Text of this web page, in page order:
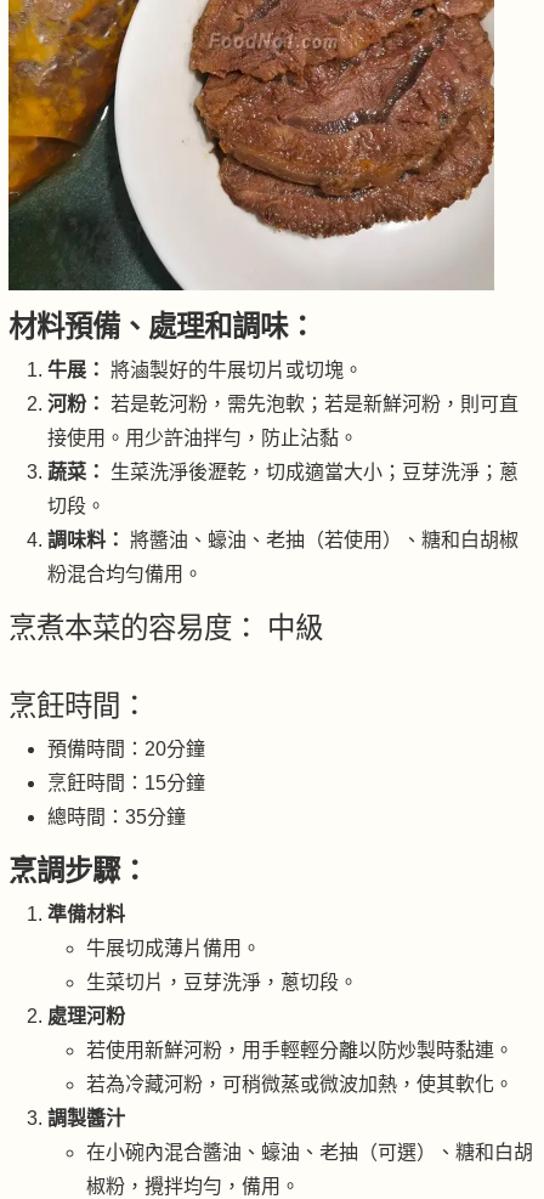
材料預備、處理和調味：
牛展： 將滷製好的牛展切片或切塊。
河粉： 若是乾河粉，需先泡軟；若是新鮮河粉，則可直
接使用。用少許油拌勻，防止沾黏。
蔬菜：
生菜洗淨後瀝乾，切成適當大小；豆芽洗淨；蔥
切段。
調味料： 將醬油、蠔油、老抽（若使用）、糖和白胡椒
粉混合均勻備用。
烹煮本菜的容易度： 中級
烹飪時間：
預備時間：20分鐘
烹飪時間：15分鐘
總時間：35分鐘
烹調步驟：
準備材料
牛展切成薄片備用。
生菜切片，豆芽洗淨，蔥切段。
處理河粉
若使用新鮮河粉，用手輕輕分離以防炒製時黏連。
若為冷藏河粉，可稍微蒸或微波加熱，使其軟化。
調製醬汁
在小碗內混合醬油、蠔油、老抽（可選）、糖和白胡
椒粉，攪拌均勻，備用。